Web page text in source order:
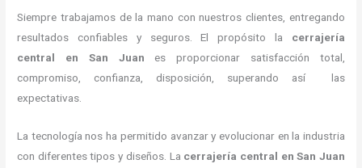
Siempre trabajamos de la mano con nuestros clientes, entregando
resultados confiables y seguros. El propósito la cerrajería
central
en San Juan es proporcionar satisfacción total,
compromiso, confianza, disposición, superando así las
expectativas.
La tecnología nos ha permitido avanzar y evolucionar en la industria
con diferentes tipos y diseños. La cerrajería central en San Juan